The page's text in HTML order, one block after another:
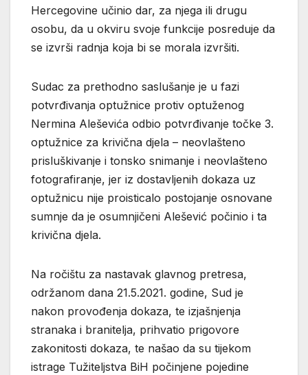
Hercegovine učinio dar, za njega ili drugu
osobu, da u okviru svoje funkcije posreduje da
se izvrši radnja koja bi se morala izvršiti.
Sudac za prethodno saslušanje je u fazi
potvrđivanja optužnice protiv optuženog
Nermina Aleševića odbio potvrđivanje točke 3.
optužnice za krivična djela – neovlašteno
prisluškivanje i tonsko snimanje i neovlašteno
fotografiranje, jer iz dostavljenih dokaza uz
optužnicu nije proisticalo postojanje osnovane
sumnje da je osumnjičeni Alešević počinio i ta
krivična djela.
Na ročištu za nastavak glavnog pretresa,
održanom dana 21.5.2021. godine, Sud je
nakon provođenja dokaza, te izjašnjenja
stranaka i branitelja, prihvatio prigovore
zakonitosti dokaza, te našao da su tijekom
istrage Tužiteljstva BiH počinjene pojedine